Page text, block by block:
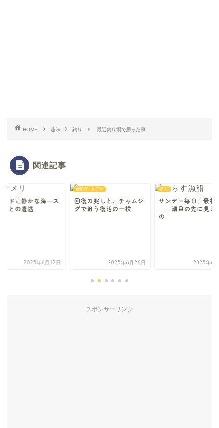
HOME 趣味 釣り 最近釣り場で思った事
関連記事
ッドと静かな海—ス
リとの遭遇
2025年6月12日
仕掛け・ルアー
回復の兆しと、チャムジ
グで狙う復活の一投
2025年6月26日
釣り
サンデー毎日、最初
──潮目の先に見え
の
2025年6
スポンサーリンク